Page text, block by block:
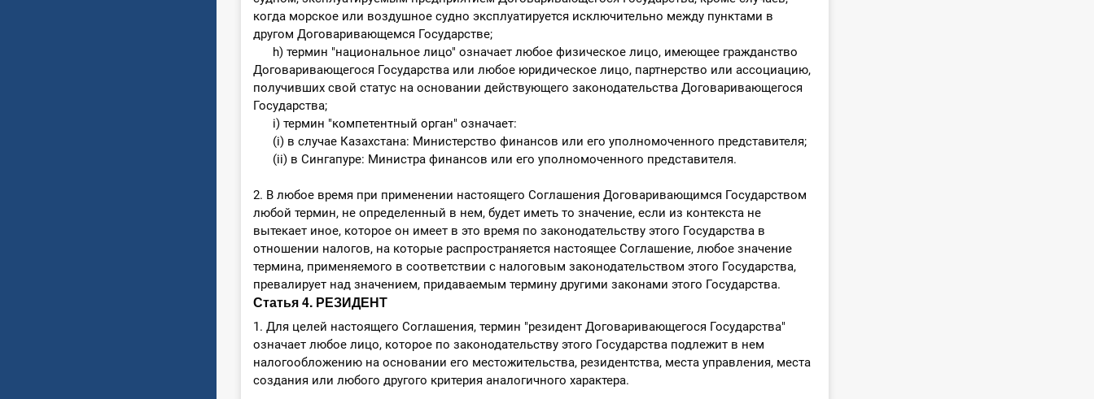
когда морское или воздушное судно эксплуатируется исключительно между пунктами в
другом Договаривающемся Государстве;
h) термин "национальное лицо" означает любое физическое лицо, имеющее гражданство
Договаривающегося Государства или любое юридическое лицо, партнерство или ассоциацию,
получивших свой статус на основании действующего законодательства Договаривающегося
Государства;
i) термин "компетентный орган" означает:
(i) в случае Казахстана: Министерство финансов или его уполномоченного представителя;
(ii) в Сингапуре: Министра финансов или его уполномоченного представителя.
2. В любое время при применении настоящего Соглашения Договаривающимся Государством
любой термин, не определенный в нем, будет иметь то значение, если из контекста не
вытекает иное, которое он имеет в это время по законодательству этого Государства в
отношении налогов, на которые распространяется настоящее Соглашение, любое значение
термина, применяемого в соответствии с налоговым законодательством этого Государства,
превалирует над значением, придаваемым термину другими законами этого Государства.
Статья 4. РЕЗИДЕНТ
1. Для целей настоящего Соглашения, термин "резидент Договаривающегося Государства"
означает любое лицо, которое по законодательству этого Государства подлежит в нем
налогообложению на основании его местожительства, резидентства, места управления, места
создания или любого другого критерия аналогичного характера.